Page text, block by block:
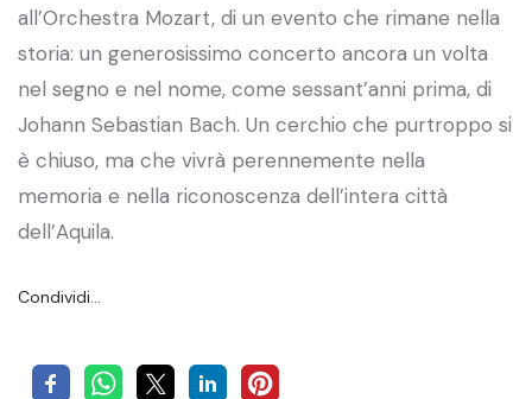
all’Orchestra Mozart, di un evento che rimane nella
storia: un generosissimo concerto ancora un volta
nel segno e nel nome, come sessant’anni prima, di
Johann Sebastian Bach. Un cerchio che purtroppo si
è chiuso, ma che vivrà perennemente nella
memoria e nella riconoscenza dell’intera città
dell’Aquila.
Condividi…